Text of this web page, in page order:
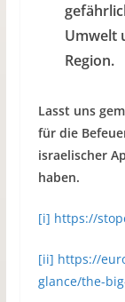
Umwelt
Region.
Lasst uns
für die
israelischer
haben.
[i] https://
[ii] https://
glance/the-